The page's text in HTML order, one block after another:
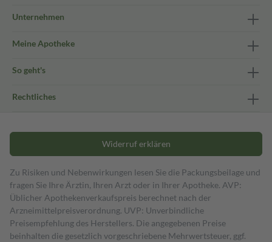
Unternehmen
Meine Apotheke
So geht's
Rechtliches
Widerruf erklären
Zu Risiken und Nebenwirkungen lesen Sie die Packungsbeilage und
fragen Sie Ihre Ärztin, Ihren Arzt oder in Ihrer Apotheke. AVP:
Üblicher Apothekenverkaufspreis berechnet nach der
Arzneimittelpreisverordnung. UVP: Unverbindliche
Preisempfehlung des Herstellers. Die angegebenen Preise
beinhalten die gesetzlich vorgeschriebene Mehrwertsteuer, ggf.